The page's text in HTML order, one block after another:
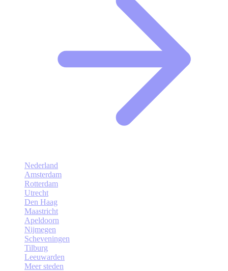
Nederland
Amsterdam
Rotterdam
Utrecht
Den Haag
Maastricht
Apeldoorn
Nijmegen
Scheveningen
Tilburg
Leeuwarden
Meer steden